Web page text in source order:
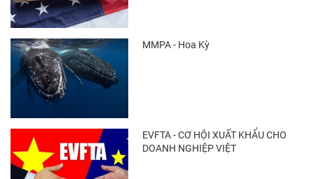
Trung Quốc tăng mạnh nhập khẩu mực,
Điểm tin thủy sản thế giới ngày 3/8/2026
MMPA - Hoa Kỳ
EVFTA - CƠ HỘI XUẤT KHẨU CHO
DOANH NGHIỆP VIỆT